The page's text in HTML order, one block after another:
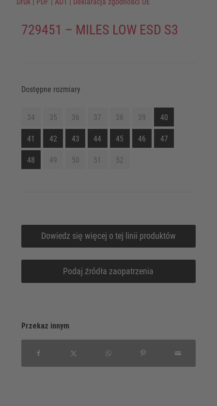
729451 – MILES LOW ESD S3
Dostępne rozmiary
34 35 36 37 38 39 40
41 42 43 44 45 46 47
48 49 50 51 52
Dowiedz się więcej o tej linii produktów
Podaj źródła zaopatrzenia
Przekaz innym